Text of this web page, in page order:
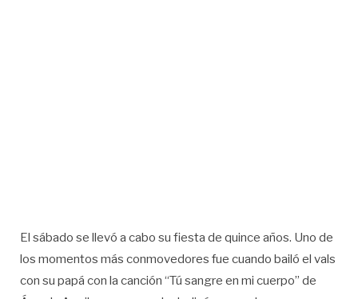
El sábado se llevó a cabo su fiesta de quince años. Uno de
los momentos más conmovedores fue cuando bailó el vals
con su papá con la canción “Tú sangre en mi cuerpo” de